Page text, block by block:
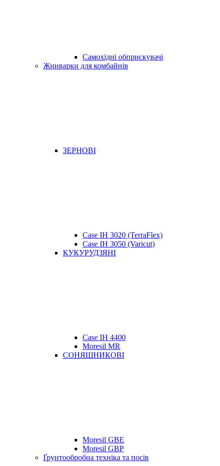
Самохідні обприскувачі
Жниварки для комбайнів
ЗЕРНОВІ
Case IH 3020 (TerraFlex)
Case IH 3050 (Varicut)
КУКУРУДЗЯНІ
Case IH 4400
Moresil MR
СОНЯШНИКОВІ
Moresil GBE
Moresil GBP
Ґрунтообробна техніка та посів